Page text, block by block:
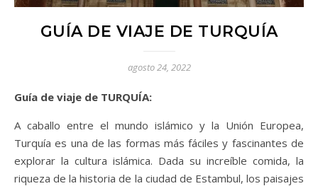
GUÍA DE VIAJE DE TURQUÍA
agosto 24, 2022
Guía de viaje de TURQUÍA:
A caballo entre el mundo islámico y la Unión Europea,
Turquía es una de las formas más fáciles y fascinantes de
explorar la cultura islámica. Dada su increíble comida, la
riqueza de la historia de la ciudad de Estambul, los paisajes